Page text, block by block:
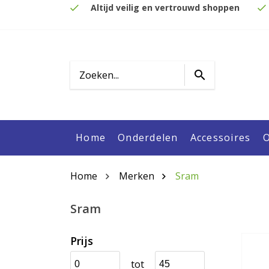
Altijd veilig en vertrouwd shoppen
Home Onderdelen Accessoires
Home Merken Sram
Sram
Prijs
tot